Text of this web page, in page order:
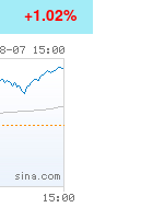
+1.02%